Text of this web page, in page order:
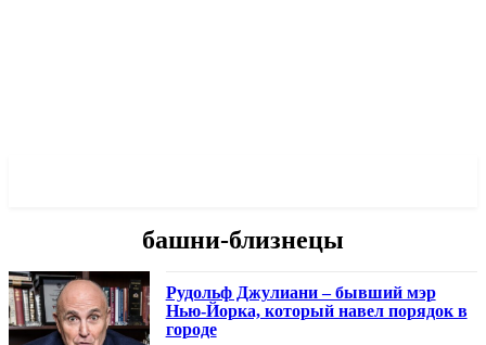
башни-близнецы
Рудольф Джулиани – бывший мэр
Нью-Йорка, который навел порядок в
городе